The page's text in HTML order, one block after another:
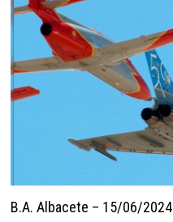
B.A. Albacete – 15/06/2024